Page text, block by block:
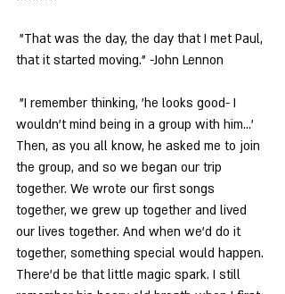
that it started moving." -John Lennon
wouldn't mind being in a group with him...'
Then, as you all know, he asked me to join
the group, and so we began our trip
together. We wrote our first songs
together, we grew up together and lived
our lives together. And when we'd do it
together, something special would happen.
There'd be that little magic spark. I still